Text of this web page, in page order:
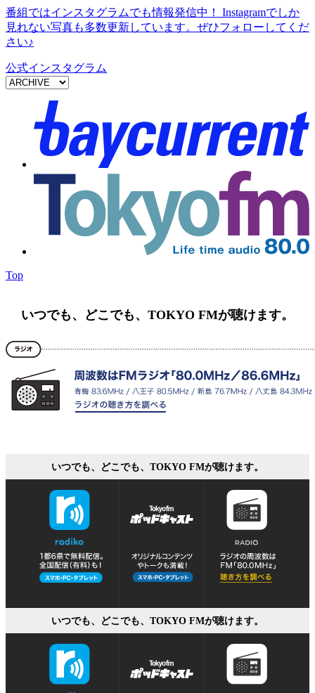
番組ではインスタグラムでも情報発信中！ Instagramでしか
見れない写真も多数更新しています。ぜひフォローしてくだ
さい♪
公式インスタグラム
Top
いつでも、どこでも、TOKYO FMが聴けます。
いつでも、どこでも、TOKYO FMが聴けます。
いつでも、どこでも、TOKYO FMが聴けます。